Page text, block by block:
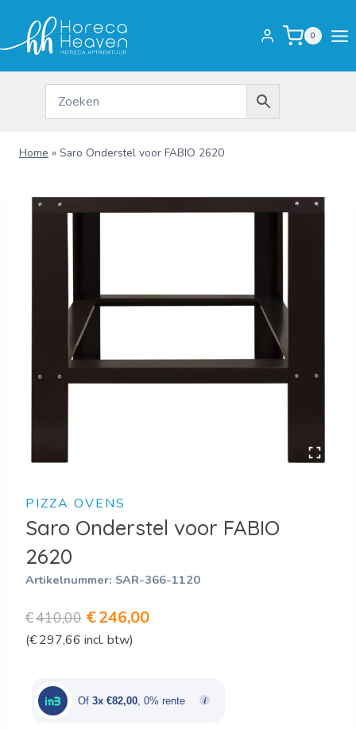
inhoud
0
Home » Saro Onderstel voor FABIO 2620
PIZZA OVENS
Saro Onderstel voor FABIO
2620
Artikelnummer: SAR-366-1120
€410,00 Oorspronkelijke
prijs
€410,00.
€246,00Huidige
€246,00.
(€297,66 incl. btw)
Of 3x €82,00, 0% rente